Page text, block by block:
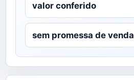
valor conferido
sem promessa de venda